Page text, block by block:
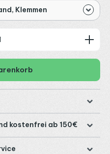
Klemmen
gewünschten Wert ein
kostenfrei ab 150€